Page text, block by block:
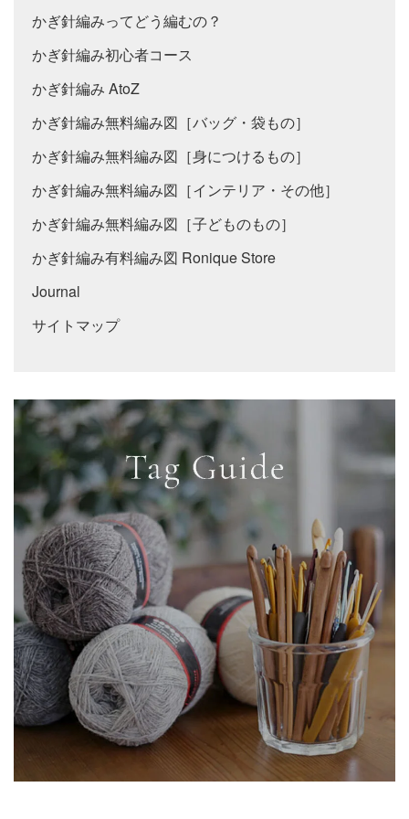
かぎ針編みってどう編むの？
かぎ針編み初心者コース
かぎ針編み AtoZ
かぎ針編み無料編み図［バッグ・袋もの］
かぎ針編み無料編み図［身につけるもの］
かぎ針編み無料編み図［インテリア・その他］
かぎ針編み無料編み図［子どものもの］
かぎ針編み有料編み図 Ronique Store
Journal
サイトマップ